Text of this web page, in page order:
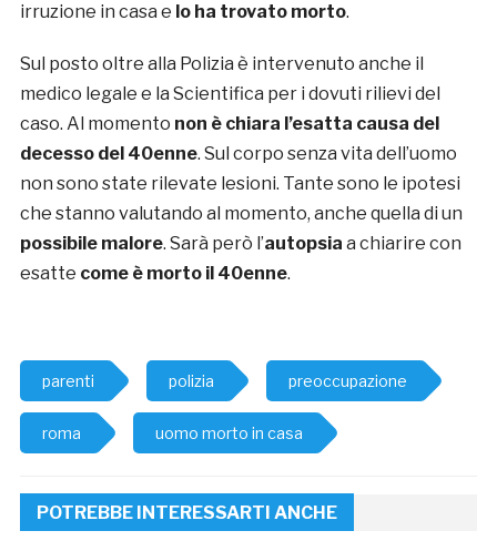
irruzione in casa e lo ha trovato morto.
Sul posto oltre alla Polizia è intervenuto anche il
medico legale e la Scientifica per i dovuti rilievi del
caso. Al momento non è chiara l’esatta causa del
decesso del 40enne. Sul corpo senza vita dell’uomo
non sono state rilevate lesioni. Tante sono le ipotesi
che stanno valutando al momento, anche quella di un
possibile malore. Sarà però l’autopsia a chiarire con
esatte come è morto il 40enne.
parenti polizia preoccupazione
roma uomo morto in casa
POTREBBE INTERESSARTI ANCHE